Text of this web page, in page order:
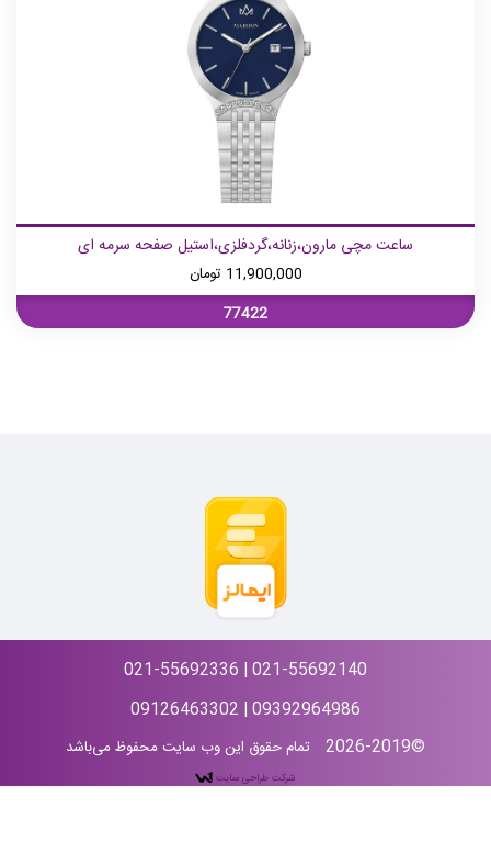
ساعت مچی مارون،زنانه،گردفلزی،استیل صفحه سرمه ای
11,900,000 تومان
77422
021-55692336 | 021-55692140
09126463302 | 09392964986
©2026-2019
تمام حقوق این وب سایت محفوظ می‌باشد
شرکت طراحی سایت